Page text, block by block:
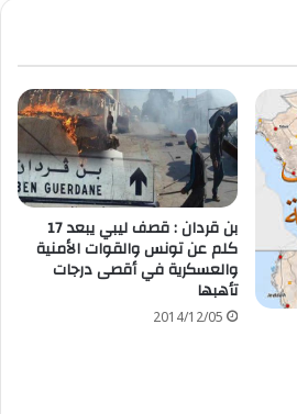
بن قردان : قصف ليبي يبعد 17
كلم عن تونس والقوات الأمنية
والعسكرية في أقصى درجات
تأهبها
2014/12/05